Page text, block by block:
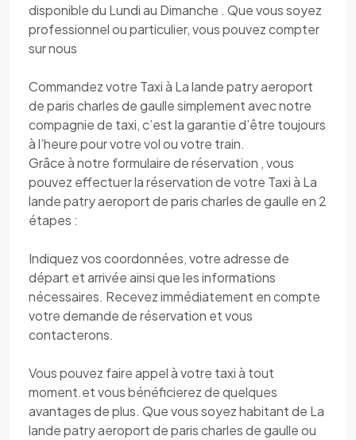
disponible du Lundi au Dimanche . Que vous soyez
professionnel ou particulier, vous pouvez compter
sur nous
Commandez votre Taxi à La lande patry aeroport
de paris charles de gaulle simplement avec notre
compagnie de taxi, c’est la garantie d’être toujours
à l’heure pour votre vol ou votre train.
Grâce à notre formulaire de réservation , vous
pouvez effectuer la réservation de votre Taxi à La
lande patry aeroport de paris charles de gaulle en 2
étapes :
Indiquez vos coordonnées, votre adresse de
départ et arrivée ainsi que les informations
nécessaires. Recevez immédiatement en compte
votre demande de réservation et vous
contacterons.
Vous pouvez faire appel à votre taxi à tout
moment.et vous bénéficierez de quelques
avantages de plus. Que vous soyez habitant de La
lande patry aeroport de paris charles de gaulle ou